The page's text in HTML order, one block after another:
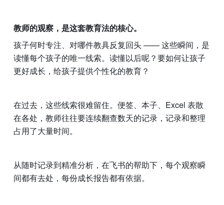
教师的观察，是这套教育法的核心。
孩子何时专注、对哪件教具反复回头 —— 这些瞬间，是
读懂每个孩子的唯一线索。读懂以后呢？要如何让孩子
更好成长，给孩子提供个性化的教育？
在过去，这些线索很难留住。便签、本子、Excel 表散
在各处，教师往往要连续翻查数天的记录，记录和整理
占用了大量时间。
从随时记录到精准分析，在飞书的帮助下，每个观察瞬
间都有去处，每份成长报告都有依据。